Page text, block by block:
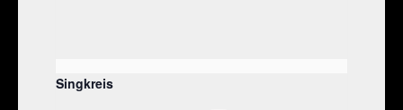
Singkreis